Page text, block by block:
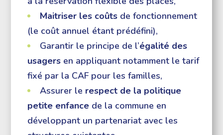
Maitriser les coûts de fonctionnement
(le coût annuel étant prédéfini),
Garantir le principe de l’égalité des
usagers en appliquant notamment le tarif
fixé par la CAF pour les familles,
Assurer le respect de la politique
petite enfance de la commune en
développant un partenariat avec les